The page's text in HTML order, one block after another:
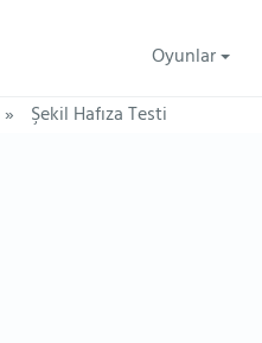
Oyunlar
» Şekil Hafıza Testi